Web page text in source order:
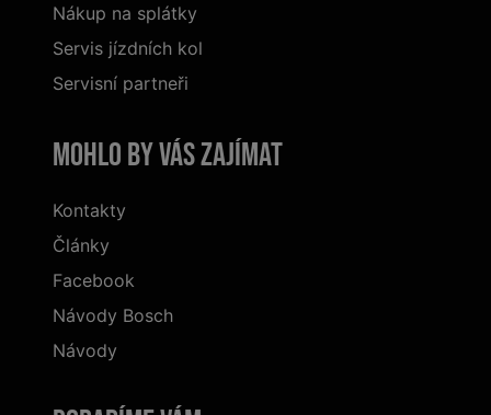
Nákup na splátky
Servis jízdních kol
Servisní partneři
Mohlo by vás zajímat
Kontakty
Články
Facebook
Návody Bosch
Návody